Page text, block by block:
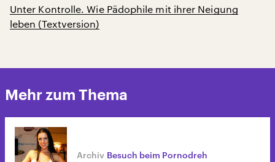
Unter Kontrolle. Wie Pädophile mit ihrer Neigung
leben (Textversion)
Mehr zum Thema
Besuch beim Pornodreh